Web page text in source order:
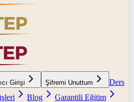
Girişi Şifremi Unuttum
Ders
Blog
Garantili Eğitim